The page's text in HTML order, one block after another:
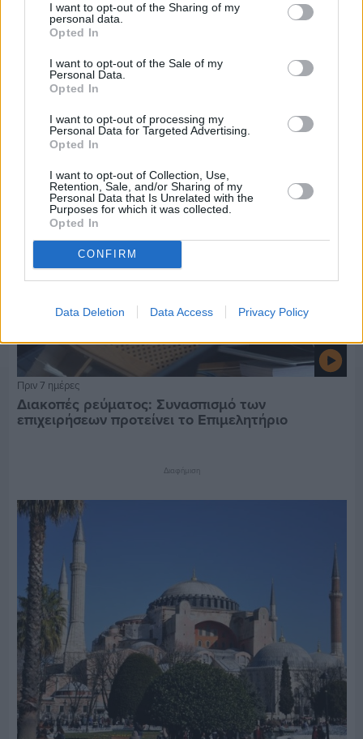
I want to opt-out of the Sharing of my
personal data.
Opted In
I want to opt-out of the Sale of my
Personal Data.
Opted In
I want to opt-out of processing my
Personal Data for Targeted Advertising.
Opted In
I want to opt-out of Collection, Use,
Retention, Sale, and/or Sharing of my
Personal Data that Is Unrelated with the
Purposes for which it was collected.
Opted In
CONFIRM
Data Deletion Data Access Privacy Policy
Πριν 7 ημέρες
Εργασίες ασφαλτόστρωσης σε τρεις οδούς του
Βαρβασίου
Πριν 7 ημέρες
Διακοπές ρεύματος: Συνασπισμό των
επιχειρήσεων προτείνει το Επιμελητήριο
Διαφήμιση